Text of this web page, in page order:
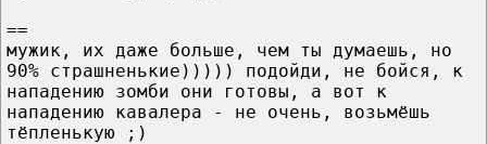
==
мужик, их даже больше, чем ты думаешь, но
90% страшненькие))))) подойди, не бойся, к
нападению зомби они готовы, а вот к
нападению кавалера - не очень, возьмёшь
тёпленькую ;)